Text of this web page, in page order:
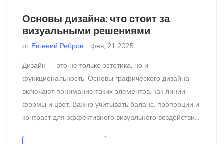
Основы дизайна: что стоит за
визуальными решениями
от Евгений Ребров фев, 21 2025
Дизайн — это не только эстетика, но и
функциональность. Основы графического дизайна
включают понимание таких элементов, как линии,
формы и цвет. Важно учитывать баланс, пропорции и
контраст для эффективного визуального воздействия.